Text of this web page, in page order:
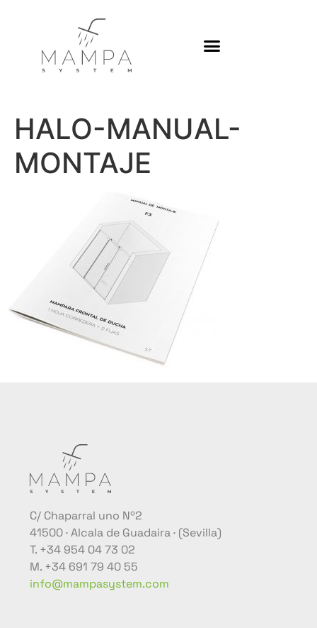
HALO-MANUAL-
MONTAJE
C/ Chaparral uno Nº2
41500 · Alcala de Guadaira · (Sevilla)
T. +34 954 04 73 02
M. +34 691 79 40 55
info@mampasystem.com